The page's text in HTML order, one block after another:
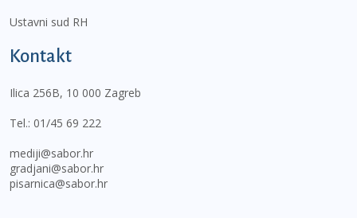
Ustavni sud RH
Kontakt
Ilica 256B, 10 000 Zagreb
Tel.: 01/45 69 222
mediji@sabor.hr
gradjani@sabor.hr
pisarnica@sabor.hr